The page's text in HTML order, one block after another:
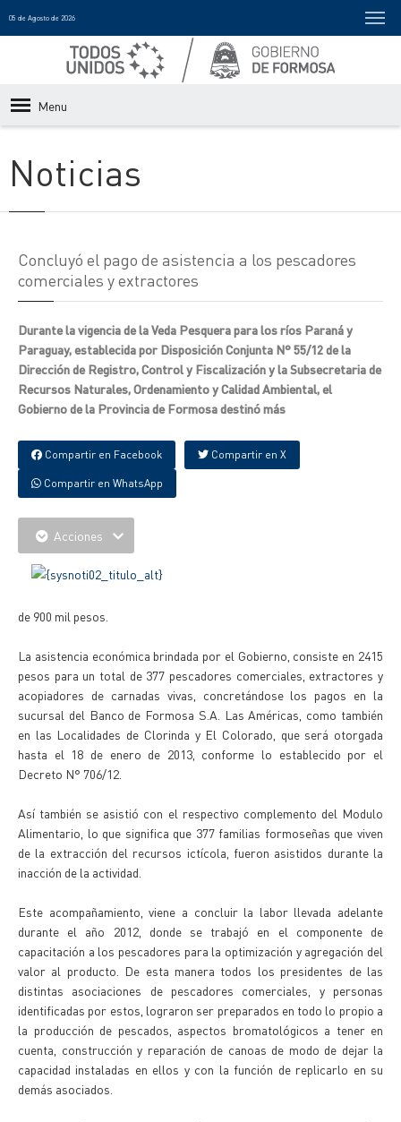
05 de Agosto de 2026
Menu
Noticias
Concluyó el pago de asistencia a los pescadores
comerciales y extractores
Durante la vigencia de la Veda Pesquera para los ríos Paraná y
Paraguay, establecida por Disposición Conjunta N° 55/12 de la
Dirección de Registro, Control y Fiscalización y la Subsecretaria de
Recursos Naturales, Ordenamiento y Calidad Ambiental, el
Gobierno de la Provincia de Formosa destinó más
Compartir en Facebook Compartir en X
Compartir en WhatsApp
Acciones
de 900 mil pesos.
La asistencia económica brindada por el Gobierno, consiste en 2415
pesos para un total de 377 pescadores comerciales, extractores y
acopiadores de carnadas vivas, concretándose los pagos en la
sucursal del Banco de Formosa S.A. Las Américas, como también
en las Localidades de Clorinda y El Colorado, que será otorgada
hasta el 18 de enero de 2013, conforme lo establecido por el
Decreto N° 706/12.
Así también se asistió con el respectivo complemento del Modulo
Alimentario, lo que significa que 377 familias formoseñas que viven
de la extracción del recursos ictícola, fueron asistidos durante la
inacción de la actividad.
Este acompañamiento, viene a concluir la labor llevada adelante
durante el año 2012, donde se trabajó en el componente de
capacitación a los pescadores para la optimización y agregación del
valor al producto. De esta manera todos los presidentes de las
distintas asociaciones de pescadores comerciales, y personas
identificadas por estos, lograron ser preparados en todo lo propio a
la producción de pescados, aspectos bromatológicos a tener en
cuenta, construcción y reparación de canoas de modo de dejar la
capacidad instaladas en ellos y con la función de replicarlo en su
demás asociados.